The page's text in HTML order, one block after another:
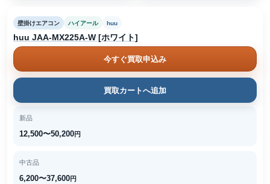
壁掛けエアコン ハイアール huu
huu JAA-MX225A-W [ホワイト]
今すぐ買取申込み
買取カートへ追加
新品
12,500〜50,200円
中古品
6,200〜37,600円